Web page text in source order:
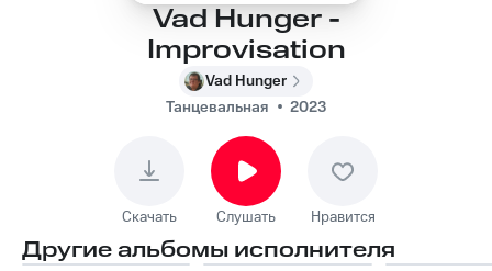
Vad Hunger -
Improvisation
Vad Hunger
Танцевальная
2023
Скачать Слушать Нравится
Другие альбомы исполнителя